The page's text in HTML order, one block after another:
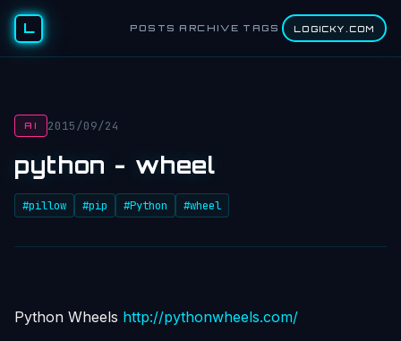
L POSTS ARCHIVE TAGS LOGICKY.COM
AI 2015/09/24
python - wheel
#pillow #pip #Python #wheel
Python Wheels http://pythonwheels.com/